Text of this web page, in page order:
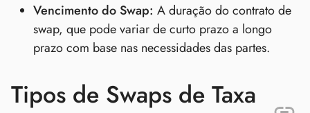
Vencimento do Swap: A duração do contrato de
swap, que pode variar de curto prazo a longo
prazo com base nas necessidades das partes.
Tipos de Swaps de Taxa